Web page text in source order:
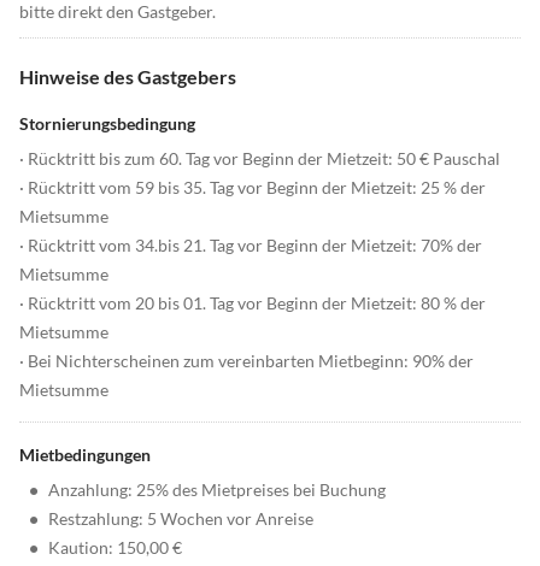
bitte direkt den Gastgeber.
Hinweise des Gastgebers
Stornierungsbedingung
· Rücktritt bis zum 60. Tag vor Beginn der Mietzeit: 50 € Pauschal
· Rücktritt vom 59 bis 35. Tag vor Beginn der Mietzeit: 25 % der
Mietsumme
· Rücktritt vom 34.bis 21. Tag vor Beginn der Mietzeit: 70% der
Mietsumme
· Rücktritt vom 20 bis 01. Tag vor Beginn der Mietzeit: 80 % der
Mietsumme
· Bei Nichterscheinen zum vereinbarten Mietbeginn: 90% der
Mietsumme
Mietbedingungen
• Anzahlung: 25% des Mietpreises bei Buchung
• Restzahlung: 5 Wochen vor Anreise
• Kaution: 150,00 €